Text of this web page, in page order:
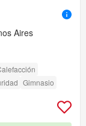
Aires
Gimnasio